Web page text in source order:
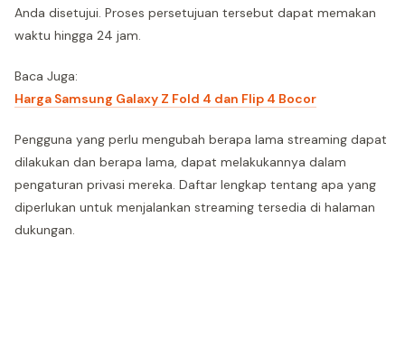
Anda disetujui. Proses persetujuan tersebut dapat memakan
waktu hingga 24 jam.
Baca Juga:
Harga Samsung Galaxy Z Fold 4 dan Flip 4 Bocor
Pengguna yang perlu mengubah berapa lama streaming dapat
dilakukan dan berapa lama, dapat melakukannya dalam
pengaturan privasi mereka. Daftar lengkap tentang apa yang
diperlukan untuk menjalankan streaming tersedia di halaman
dukungan.